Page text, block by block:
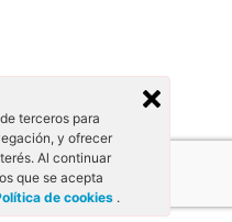
terceros para
y ofrecer
Al continuar
que se acepta
de cookies .